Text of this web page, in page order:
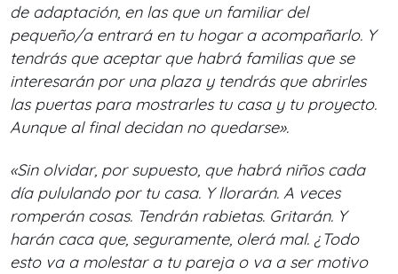
de adaptación, en las que un familiar del
pequeño/a entrará en tu hogar a acompañarlo. Y
tendrás que aceptar que habrá familias que se
interesarán por una plaza y tendrás que abrirles
las puertas para mostrarles tu casa y tu proyecto.
Aunque al final decidan no quedarse».
«Sin olvidar, por supuesto, que habrá niños cada
día pululando por tu casa. Y llorarán. A veces
romperán cosas. Tendrán rabietas. Gritarán. Y
harán caca que, seguramente, olerá mal. ¿Todo
esto va a molestar a tu pareja o va a ser motivo